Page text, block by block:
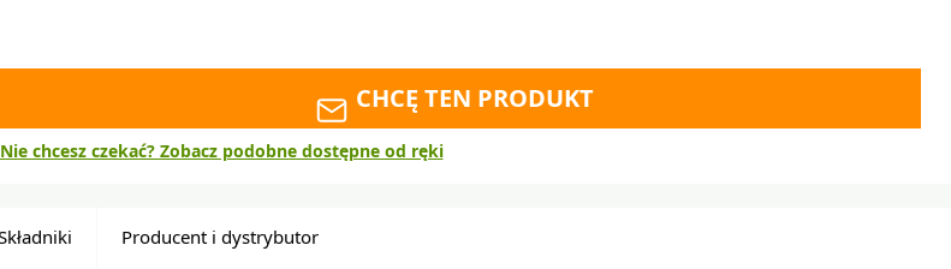
CHCĘ TEN PRODUKT
Nie chcesz czekać? Zobacz podobne dostępne od ręki
Producent i dystrybutor